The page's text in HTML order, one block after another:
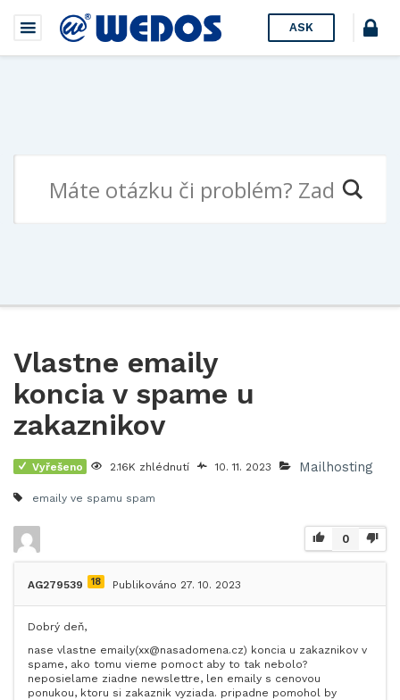
ASK
Vlastne emaily
koncia v spame u
zakaznikov
Vyřešeno 2.16K zhlédnutí 10. 11. 2023 Mailhosting
emaily ve spamu spam
0
AG279539 18 Publikováno 27. 10. 2023
Dobrý deň,
nase vlastne emaily(xx@nasadomena.cz) koncia u zakaznikov v
spame, ako tomu vieme pomoct aby to tak nebolo?
neposielame ziadne newslettre, len emaily s cenovou
ponukou, ktoru si zakaznik vyziada. pripadne pomohol by